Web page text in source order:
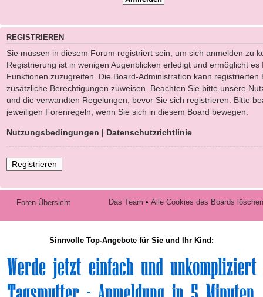
REGISTRIEREN
Sie müssen in diesem Forum registriert sein, um sich anmelden zu
Registrierung ist in wenigen Augenblicken erledigt und ermöglicht
Funktionen zuzugreifen. Die Board-Administration kann registrierten
zusätzliche Berechtigungen zuweisen. Beachten Sie bitte unsere
und die verwandten Regelungen, bevor Sie sich registrieren. Bitte
jeweiligen Forenregeln, wenn Sie sich in diesem Board bewegen.
Nutzungsbedingungen | Datenschutzrichtlinie
Registrieren
Foren-Übersicht Das Team • Alle Cookies des Boards löschen
Sinnvolle Top-Angebote für Sie und Ihr Kind: